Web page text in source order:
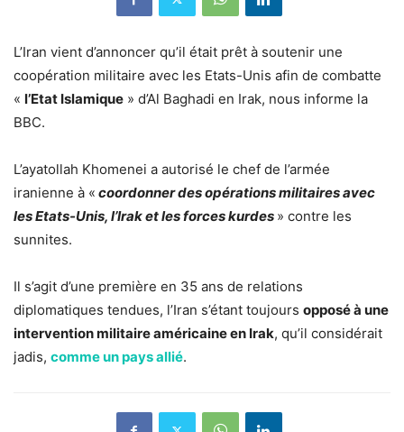
L’Iran vient d’annoncer qu’il était prêt à soutenir une
coopération militaire avec les Etats-Unis afin de combatte
« l’Etat Islamique » d’Al Baghadi en Irak, nous informe la
BBC.
L’ayatollah Khomenei a autorisé le chef de l’armée
iranienne à « coordonner des opérations militaires avec
les Etats-Unis, l’Irak et les forces kurdes » contre les
sunnites.
Il s’agit d’une première en 35 ans de relations
diplomatiques tendues, l’Iran s’étant toujours opposé à une
intervention militaire américaine en Irak, qu’il considérait
jadis, comme un pays allié.